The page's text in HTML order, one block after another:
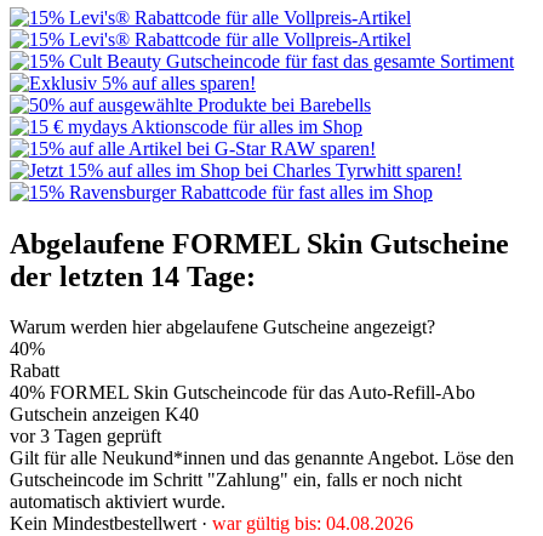
Abgelaufene FORMEL Skin Gutscheine
der letzten 14 Tage:
Warum werden hier abgelaufene Gutscheine angezeigt?
40%
Rabatt
40% FORMEL Skin Gutscheincode für das Auto-Refill-Abo
Gutschein anzeigen K40
vor 3 Tagen geprüft
Gilt für alle Neukund*innen und das genannte Angebot. Löse den
Gutscheincode im Schritt "Zahlung" ein, falls er noch nicht
automatisch aktiviert wurde.
Kein Mindestbestellwert · war gültig bis: 04.08.2026